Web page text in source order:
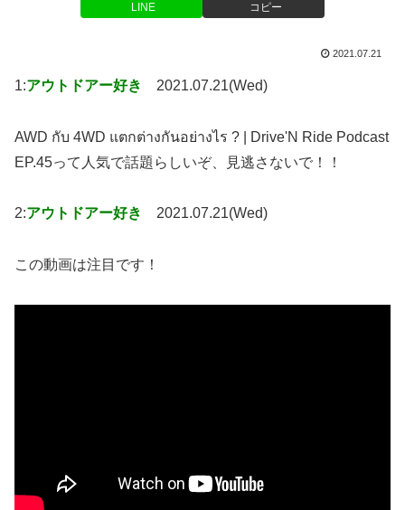
LINE コピー
2021.07.21
1:アウトドアー好き 2021.07.21(Wed)
AWD กับ 4WD แตกต่างกันอย่างไร ? | Drive'N Ride Podcast
EP.45って人気で話題らしいぞ、見逃さないで！！
2:アウトドアー好き 2021.07.21(Wed)
この動画は注目です！